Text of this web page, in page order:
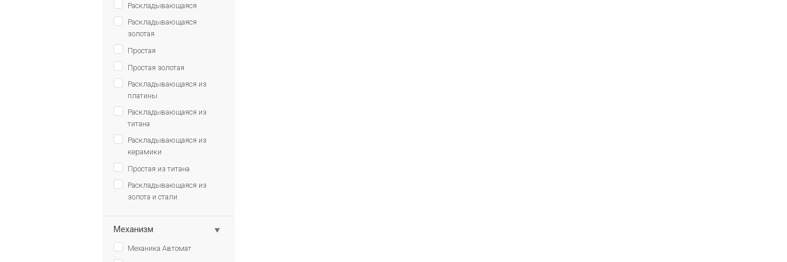
Раскладывающаяся
Раскладывающаяся
золотая
Простая
Простая золотая
Раскладывающаяся из
платины
Раскладывающаяся из
титана
Раскладывающаяся из
керамики
Простая из титана
Раскладывающаяся из
золота и стали
Механизм
Механика Автомат